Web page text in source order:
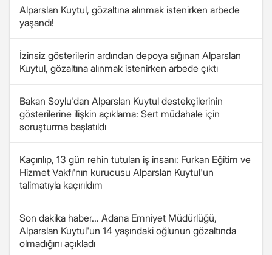
Alparslan Kuytul, gözaltına alınmak istenirken arbede
yaşandı!
İzinsiz gösterilerin ardından depoya sığınan Alparslan
Kuytul, gözaltına alınmak istenirken arbede çıktı
Bakan Soylu'dan Alparslan Kuytul destekçilerinin
gösterilerine ilişkin açıklama: Sert müdahale için
soruşturma başlatıldı
Kaçırılıp, 13 gün rehin tutulan iş insanı: Furkan Eğitim ve
Hizmet Vakfı'nın kurucusu Alparslan Kuytul'un
talimatıyla kaçırıldım
Son dakika haber... Adana Emniyet Müdürlüğü,
Alparslan Kuytul'un 14 yaşındaki oğlunun gözaltında
olmadığını açıkladı